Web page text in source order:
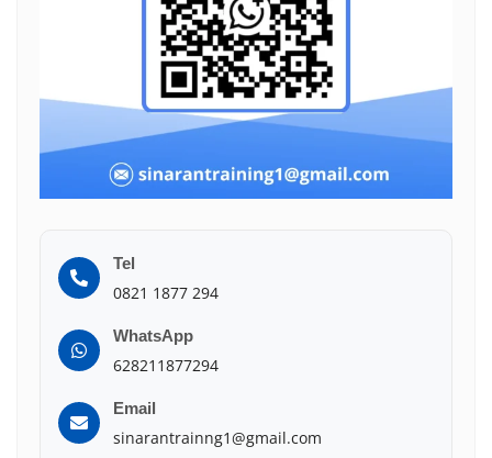
Tel
0821 1877 294
WhatsApp
628211877294
Email
sinarantrainng1@gmail.com